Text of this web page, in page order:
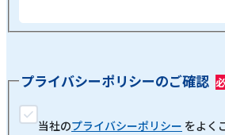
プライバシーポリシーのご確認
当社のプライバシーポリシー をよく